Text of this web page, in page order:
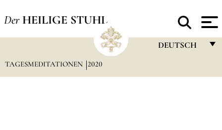
Der HEILIGE STUHL
DEUTSCH
TAGESMEDITATIONEN 2020